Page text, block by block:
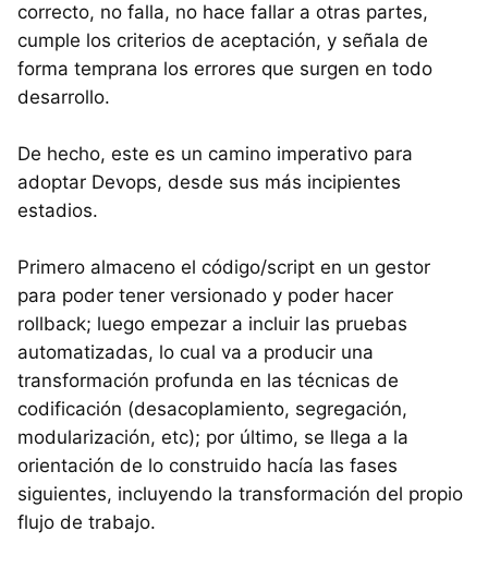
correcto, no falla, no hace fallar a otras partes,
cumple los criterios de aceptación, y señala de
forma temprana los errores que surgen en todo
desarrollo.
De hecho, este es un camino imperativo para
adoptar Devops, desde sus más incipientes
estadios.
Primero almaceno el código/script en un gestor
para poder tener versionado y poder hacer
rollback; luego empezar a incluir las pruebas
automatizadas, lo cual va a producir una
transformación profunda en las técnicas de
codificación (desacoplamiento, segregación,
modularización, etc); por último, se llega a la
orientación de lo construido hacía las fases
siguientes, incluyendo la transformación del propio
flujo de trabajo.